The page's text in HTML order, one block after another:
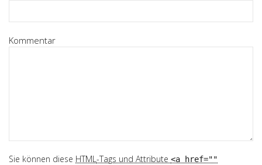
Kommentar
Sie können diese HTML -Tags und Attribute <a href=""